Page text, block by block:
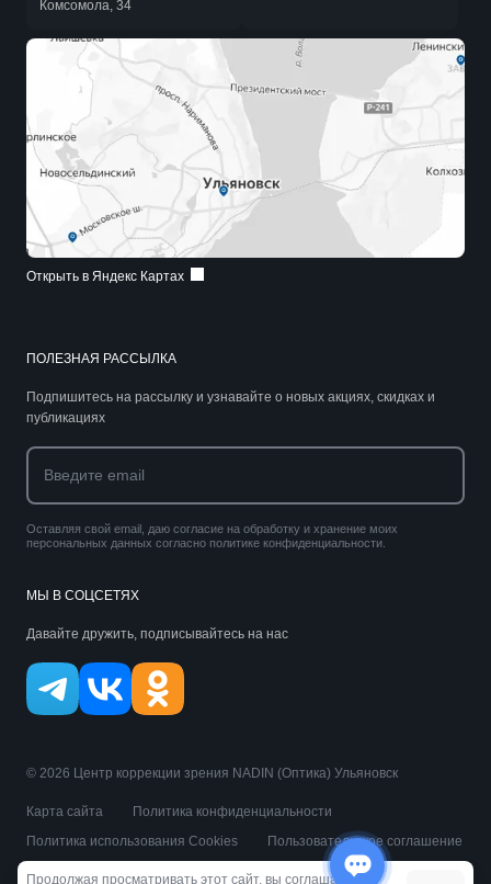
ПОЛЕЗНАЯ РАССЫЛКА
Подпишитесь на рассылку и узнавайте о новых акциях, скидках и
публикациях
Оставляя свой email, даю согласие на обработку и хранение моих
персональных данных согласно политике конфиденциальности.
МЫ В СОЦСЕТЯХ
Давайте дружить, подписывайтесь на нас
Комсомола, 34
Открыть в Яндекс Картах
© 2026 Центр коррекции зрения NADIN (Оптика) Ульяновск
Карта сайта
Политика конфиденциальности
Политика использования Cookies
Пользовательское соглашение
Публичная оферта
Продолжая просматривать этот сайт, вы соглашаетесь